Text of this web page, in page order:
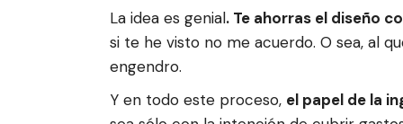
La idea es genial. Te ahorras el diseño
si te he visto no me acuerdo. O sea, al
engendro.
Y en todo este proceso, el papel de la